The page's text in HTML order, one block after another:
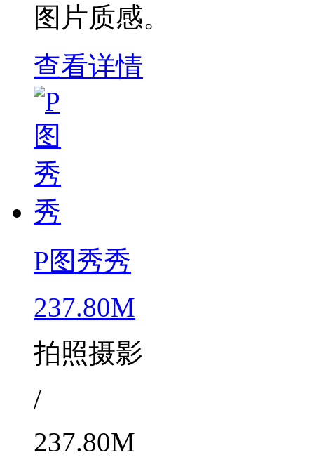
图片质感。
查看详情
P图秀秀
237.80M
拍照摄影
/
237.80M